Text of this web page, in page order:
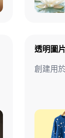
透明圖
創建用